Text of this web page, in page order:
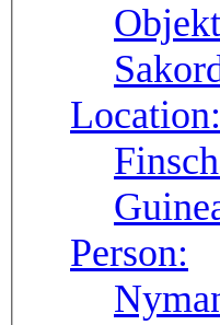
Location:
Person: